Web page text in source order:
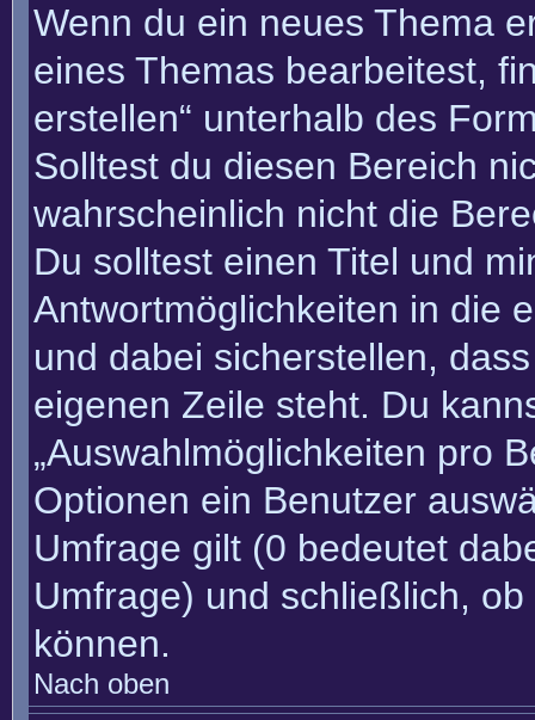
Wenn du ein neues Thema
eines Themas bearbeitest,
erstellen“ unterhalb des
Solltest du diesen Bereich
wahrscheinlich nicht die
Du solltest einen Titel und
Antwortmöglichkeiten in die
und dabei sicherstellen,
eigenen Zeile steht. Du
„Auswahlmöglichkeiten pro
Optionen ein Benutzer
Umfrage gilt (0 bedeutet
Umfrage) und schließlich,
können.
Nach oben